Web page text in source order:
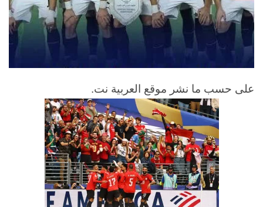
على حسب ما نشر موقع العربية نت.